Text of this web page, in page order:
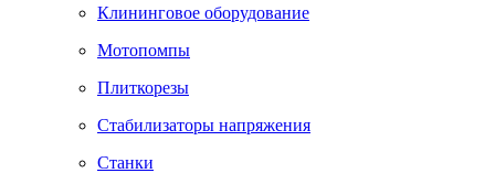
Клининговое оборудование
Мотопомпы
Плиткорезы
Стабилизаторы напряжения
Станки